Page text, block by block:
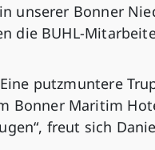
unserer Bonner
die BUHL-
putzmuntere
Bonner Maritim
freut sich